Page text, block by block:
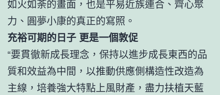
如火如荼的畫面，也是平易近族連合、齊心聚
力、圓夢小康的真正的寫照。
充裕可期的日子 更是一個敦促
“要貫徹新成長理念，保持以進步成長東西的品
質和效益為中間，以推動供應側構造性改造為
主線，培養強大特點上風財產，盡力扶植天藍